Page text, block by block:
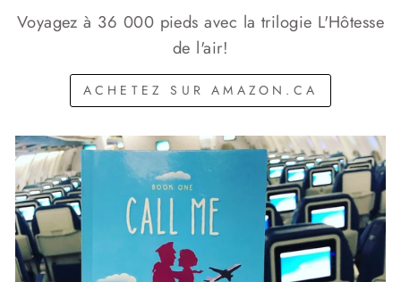
Voyagez à 36 000 pieds avec la trilogie L'Hôtesse
de l'air!
ACHETEZ SUR AMAZON.CA